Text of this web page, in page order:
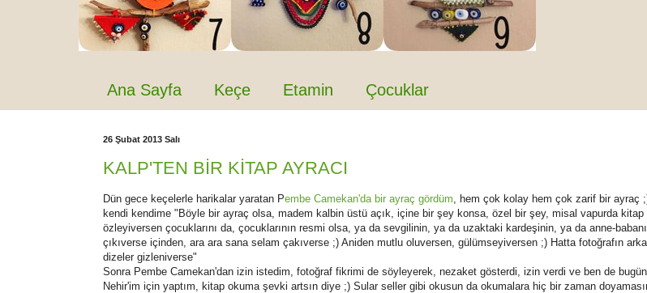
Ana Sayfa Keçe Etamin Çocuklar
26 Şubat 2013 Salı
KALP'TEN BİR KİTAP AYRACI
Dün gece keçelerle harikalar yaratan Pembe Camekan'da bir ayraç gördüm , hem çok kolay hem çok zarif bir ayraç
kendi kendime "Böyle bir ayraç olsa, madem kalbin üstü açık, içine bir şey konsa, özel bir şey, misal vapurda kitap
özleyiversen çocuklarını da, çocuklarının resmi olsa, ya da sevgilinin, ya da uzaktaki kardeşinin, ya da anne-
çıkıverse içinden, ara ara sana selam çakıverse ;) Aniden mutlu oluversen, gülümseyiversen ;) Hatta fotoğrafın
dizeler gizleniverse"
Sonra Pembe Camekan'dan izin istedim, fotoğraf fikrimi de söyleyerek, nezaket gösterdi, izin verdi ve ben de bugün
Nehir'im için yaptım, kitap okuma şevki artsın diye ;) Sular seller gibi okusun da okumalara hiç bir zaman